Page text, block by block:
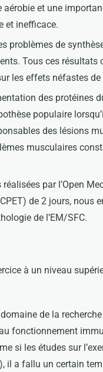
aérobie et une
et inefficace.
problèmes de
Tous ces
les effets néfastes de
des protéines
populaire
des lésions
musculaires
par l’Open
de 2 jours, nous
de l’EM/SFC.
à un niveau
de la
fonctionnement
si les études sur
il a fallu un certain